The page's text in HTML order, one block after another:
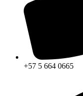
+57 5 664 0665